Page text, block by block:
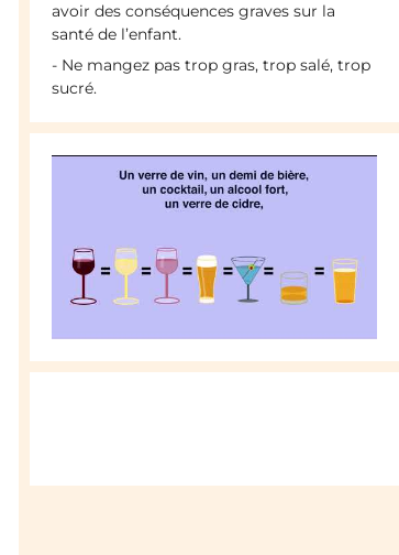
avoir des conséquences graves sur la
santé de l’enfant.
- Ne mangez pas trop gras, trop salé, trop
sucré.